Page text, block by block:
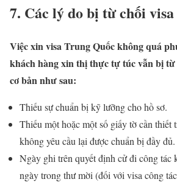
7. Các lý do bị từ chối
Việc xin visa Trung Quốc không quá
khách hàng xin thị thực tự túc vẫn bị
cơ bản như sau:
Thiếu sự chuẩn bị kỹ lưỡng cho hồ sơ.
Thiếu một hoặc một số giấy tờ cần thiết
không yêu cầu lại được chuẩn bị đầy đủ.
Ngày ghi trên quyết định cử đi công tác
ngày trong thư mời (đối với visa công